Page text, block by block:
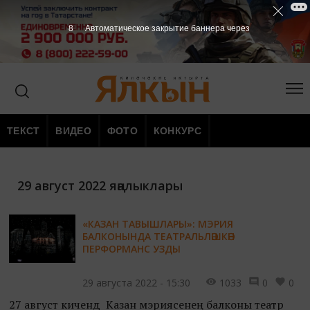
ТЕКСТ ВИДЕО ФОТО КОНКУРС
29 август 2022 яңалыклары
«КАЗАН ТАВЫШЛАРЫ»: МЭРИЯ
БАЛКОНЫНДА ТЕАТРАЛЬЛӘШКӘН
ПЕРФОРМАНС УЗДЫ
29 августа 2022 - 15:30 1033 0 0
27 август кичендә Казан мэриясенең балконы театр
7 Автоматическое закрытие баннера через